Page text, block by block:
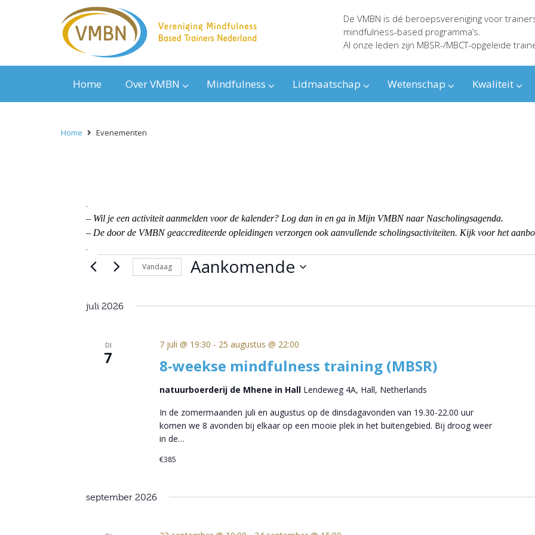
De VMBN is dé beroepsvereniging voor
mindfulness-based programma’s.
Al onze leden zijn MBSR-/MBCT-opgeleide
Home Over VMBN Mindfulness Lidmaatschap Wetenschap Kwaliteit
Home Evenementen
.
– Wil je een activiteit aanmelden voor de kalender? Log dan in en ga in Mijn VMBN naar Nascholingsagenda.
– De door de VMBN geaccrediteerde opleidingen verzorgen ook aanvullende scholingsactiviteiten. Kijk voor het
.
Evenementen
Vandaag Aankomende
juli 2026
DI
7 8-weekse mindfulness training (MBSR)
7 juli @ 19:30 - 25 augustus @ 22:00
natuurboerderij de Mhene in Hall Lendeweg 4A, Hall, Netherlands
In de zomermaanden juli en augustus op de dinsdagavonden van 19.30-22.00 uur
komen we 8 avonden bij elkaar op een mooie plek in het buitengebied. Bij droog weer
in de…
€385
september 2026